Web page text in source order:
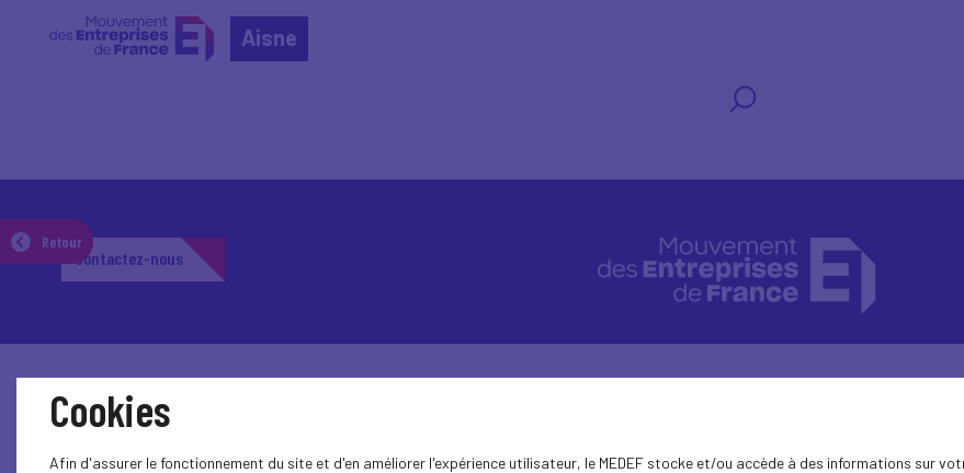
Aisne
Retour
Contactez-nous
Cookies
Afin d'assurer le fonctionnement du site et d'en améliorer l'expérience utilisateur, le MEDEF stocke et/ou accède à des informations sur